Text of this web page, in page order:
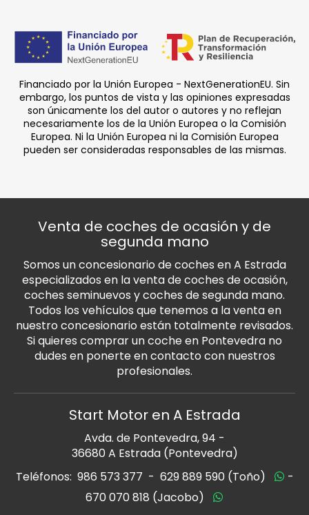
Financiado por la Unión Europea - NextGenerationEU. Sin
embargo, los puntos de vista y las opiniones expresadas
son únicamente los del autor o autores y no reflejan
necesariamente los de la Unión Europea o la Comisión
Europea. Ni la Unión Europea ni la Comisión Europea
pueden ser consideradas responsables de las mismas.
Venta de coches de ocasión y de
segunda mano
Somos un concesionario de coches en A Estrada
especializados en la venta de coches de ocasión,
coches seminuevos y coches de segunda mano.
Todos los vehículos que tenemos a la venta en
nuestro concesionario están totalmente revisados.
Si quieres comprar un coche en Pontevedra no
dudes en ponerte en contacto con nuestros
profesionales.
Start Motor en A Estrada
Avda. de Pontevedra, 94 -
36680 A Estrada (Pontevedra)
Teléfonos: 986 573 377 - 629 889 590 (Toño)
-
670 070 818 (Jacobo)